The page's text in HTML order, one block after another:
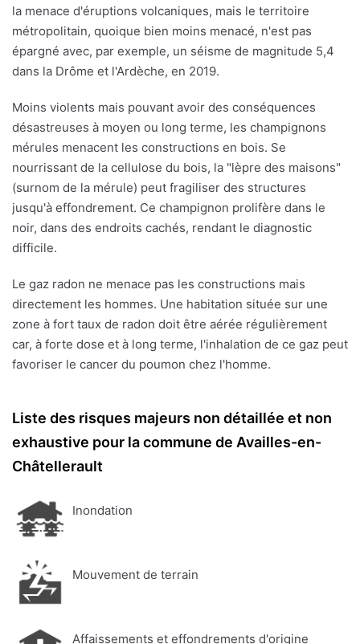
la menace d'éruptions volcaniques, mais le territoire
métropolitain, quoique bien moins menacé, n'est pas
épargné avec, par exemple, un séisme de magnitude 5,4
dans la Drôme et l'Ardèche, en 2019.
Moins violents mais pouvant avoir des conséquences
désastreuses à moyen ou long terme, les champignons
mérules menacent les constructions en bois. Se
nourrissant de la cellulose du bois, la "lèpre des maisons"
(surnom de la mérule) peut fragiliser des structures
jusqu'à effondrement. Ce champignon prolifère dans le
noir, dans des endroits cachés, rendant le diagnostic
difficile.
Le gaz radon ne menace pas les constructions mais
directement les hommes. Une habitation située sur une
zone à fort taux de radon doit être aérée régulièrement
car, à forte dose et à long terme, l'inhalation de ce gaz peut
favoriser le cancer du poumon chez l'homme.
Liste des risques majeurs non détaillée et non
exhaustive pour la commune de Availles-en-
Châtellerault
Inondation
Mouvement de terrain
Affaissements et effondrements d'origine